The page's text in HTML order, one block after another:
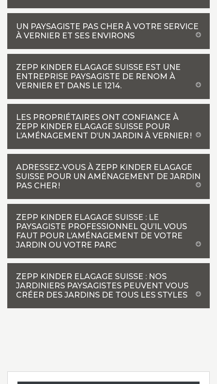
UN PAYSAGISTE PAS CHER À VOTRE SERVICE
À VERNIER ET SES ENVIRONS
ZEPP KINDER ELAGAGE SUISSE EST UNE
ENTREPRISE PAYSAGISTE DE RENOM À
VERNIER ET DANS LE 1214.
LES PROPRIÉTAIRES ONT CONFIANCE À
ZEPP KINDER ELAGAGE SUISSE POUR
L’AMÉNAGEMENT D’UN JARDIN À VERNIER !
ADRESSEZ-VOUS À ZEPP KINDER ELAGAGE
SUISSE POUR UN AMÉNAGEMENT DE JARDIN
PAS CHER !
ZEPP KINDER ELAGAGE SUISSE : LE
PAYSAGISTE PROFESSIONNEL QU’IL VOUS
FAUT POUR L’AMÉNAGEMENT DE VOTRE
JARDIN OU VOTRE PARC
ZEPP KINDER ELAGAGE SUISSE : NOS
JARDINIERS PAYSAGISTES PEUVENT VOUS
CRÉER DES JARDINS DE TOUS LES STYLES